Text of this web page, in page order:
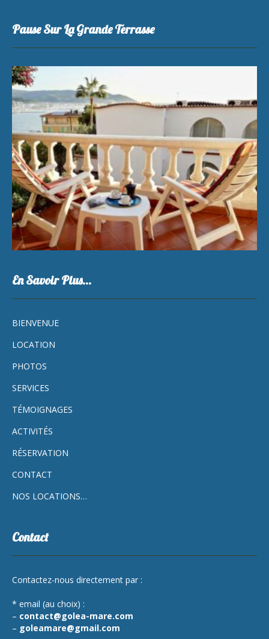
Pause Sur La Grande Terrasse
En Savoir Plus…
BIENVENUE
LOCATION
PHOTOS
SERVICES
TÉMOIGNAGES
ACTIVITÉS
RÉSERVATION
CONTACT
NOS LOCATIONS…
Contact
Contactez-nous directement par :
* email (au choix) :
– contact@golea-mare.com
– goleamare@gmail.com